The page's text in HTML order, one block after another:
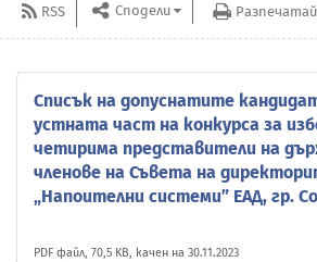
RSS Сподели Разпечатай
Списък на допуснатите
устната част на конкурса за
четирима представители на
членове на Съвета на
„Напоителни системи” ЕАД, гр.
PDF файл, 70,5 KB, качен на 30.11.2023